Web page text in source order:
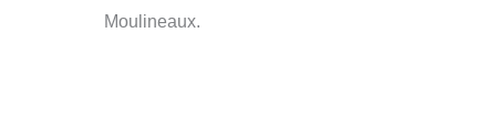
Moulineaux.